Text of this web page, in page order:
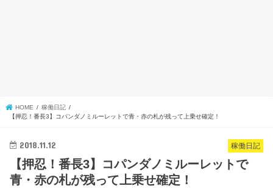
HOME
稼働日記
【押忍！番長3】コパンダノミルーレットで青・赤の札が残って上乗せ確定！
稼働日記
2018.11.12
【押忍！番長3】コパンダノミルーレットで
青・赤の札が残って上乗せ確定！